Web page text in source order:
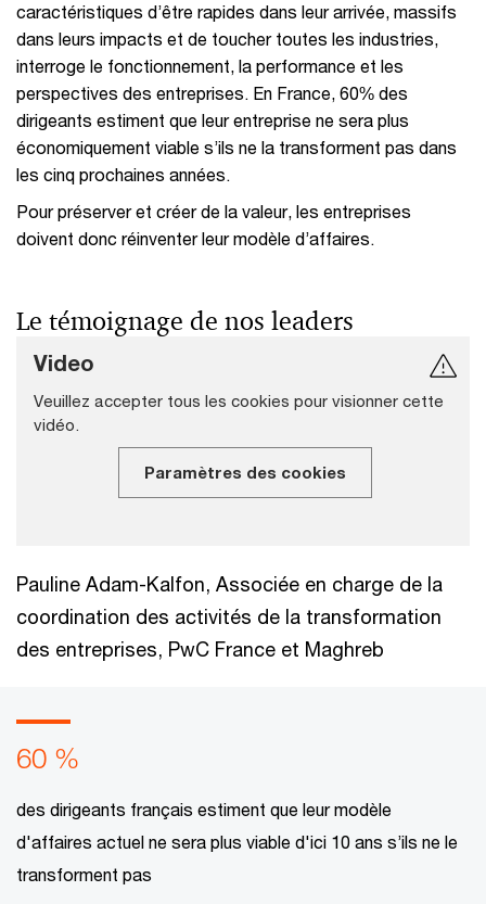
caractéristiques d’être rapides dans leur arrivée, massifs
dans leurs impacts et de toucher toutes les industries,
interroge le fonctionnement, la performance et les
perspectives des entreprises. En France, 60% des
dirigeants estiment que leur entreprise ne sera plus
économiquement viable s’ils ne la transforment pas dans
les cinq prochaines années.
Pour préserver et créer de la valeur, les entreprises
doivent donc réinventer leur modèle d’affaires.
Le témoignage de nos leaders
Video
Veuillez accepter tous les cookies pour visionner cette
vidéo.
Paramètres des cookies
Pauline Adam-Kalfon, Associée en charge de la
coordination des activités de la transformation
des entreprises, PwC France et Maghreb
60 %
des dirigeants français estiment que leur modèle
d'affaires actuel ne sera plus viable d'ici 10 ans s’ils ne le
transforment pas